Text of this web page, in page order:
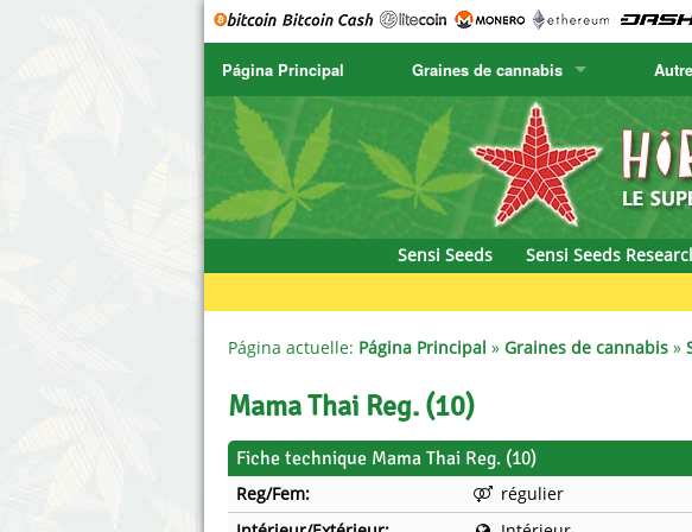
Página Principal Graines de cannabis
SENSI SEEDS
SENSI SEEDS RESEARCH
NIRVANA
SERIOUS SEEDS
SPLIFF SEEDS
Ace Seeds
Anaconda Seeds
CBD Crew
Chronic & Caviar
Delicious Seeds
Dr. Underground Seeds
Dutch Passion
Empire Seeds
Exotic Seeds
Graines
Plantes
Sensi Seeds
Sensi Seeds
Página actuelle: Página Principal » Graines de cannabis »
Mama Thai Reg. (10)
Fiche technique Mama Thai Reg. (10)
Reg/Fem:
régulier